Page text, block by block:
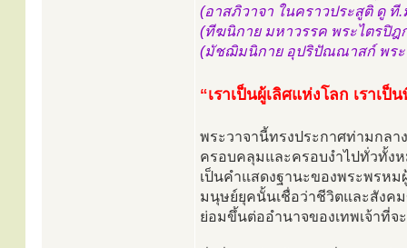
(อาสภิวาจา ในคราวประสูติ ดู ที
(ทีฆนิกาย มหาวรรค พระไตรปิ
(มัชฌิมนิกาย อุปริปัณณาสก์ พระ
“เราเป็นผู้เลิศแห่งโลก เราเ
พระวาจานี้ทรงประกาศท่ามกล
ครอบคลุมและครอบงำไปทั่วทั้ง
เป็นคำแสดงฐานะของพระพรหม
มนุษย์ยุคนั้นเชื่อว่าชีวิตและสังคม
ย่อมขึ้นต่ออำนาจของเทพเจ้าที่จ